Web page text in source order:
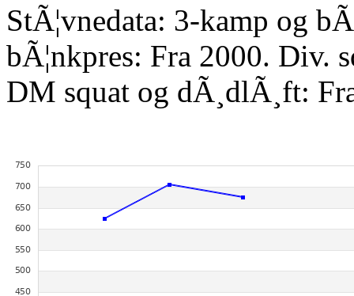
StÃ¦vnedata: 3-kamp og
bÃ¦nkpres: Fra 2000. Div.
DM squat og dÃ¸dlÃ¸ft: